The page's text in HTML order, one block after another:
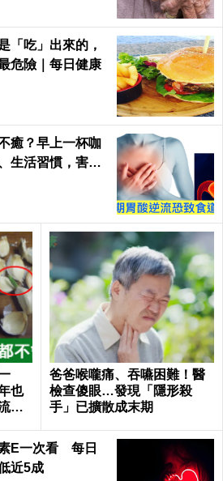
「吃」出來的，
危險｜每日健康
癒？早上一杯咖
生活習慣，害你
也
爸爸喉嚨痛、吞嚥困難！醫
檢查傻眼…發現「隱形殺
手」已擴散成末期
E一次看 每日
近5成